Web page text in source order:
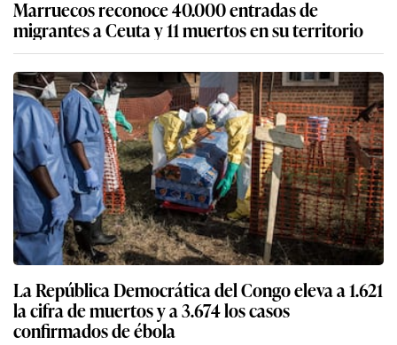
Marruecos reconoce 40.000 entradas de
migrantes a Ceuta y 11 muertos en su territorio
La República Democrática del Congo eleva a 1.621
la cifra de muertos y a 3.674 los casos
confirmados de ébola